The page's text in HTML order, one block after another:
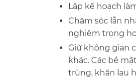
Lập kế hoạch
Chăm sóc lẫn
nghiêm trọng
Giữ không gian
khác. Các bề
trùng, khăn lau